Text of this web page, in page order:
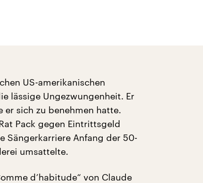
US-amerikanischen
lässige Ungezwungenheit. Er
er sich zu benehmen hatte.
Pack gegen Eintrittsgeld
Sängerkarriere Anfang der 50-
umsattelte.
d’habitude“ von Claude